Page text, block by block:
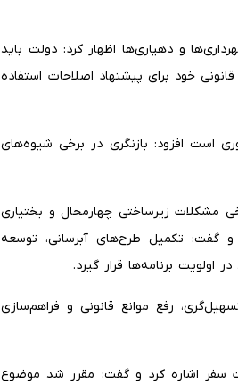
و دهیاری‌ها اظهار کرد: دولت باید
خود برای پیشنهاد اصلاحات استفاده
است افزود: بازنگری در برخی شیوه‌های
مشکلات زیرساختی چهارمحال و بختیاری
گفت: تکمیل طرح‌های آبرسانی، توسعه
اولویت برنامه‌ها قرار گیرد.
رفع موانع قانونی و فراهم‌سازی
سفر اشاره کرد و گفت: مقرر شد موضوع